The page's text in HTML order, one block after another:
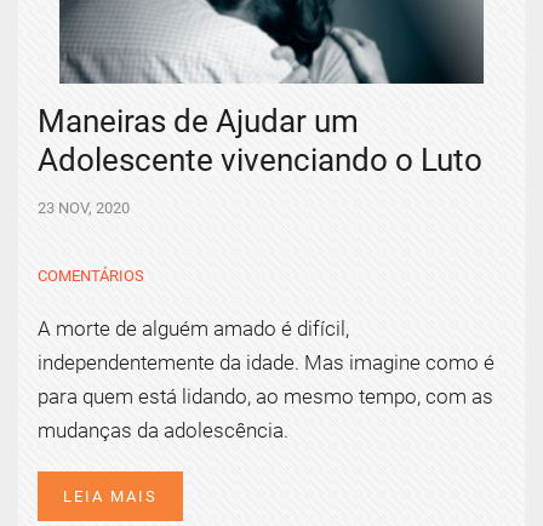
Maneiras de Ajudar um
Adolescente vivenciando o Luto
23 NOV, 2020
COMENTÁRIOS
A morte de alguém amado é difícil,
independentemente da idade. Mas imagine como é
para quem está lidando, ao mesmo tempo, com as
mudanças da adolescência.
LEIA MAIS